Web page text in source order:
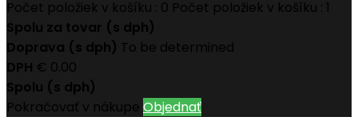
Počet položiek v košíku : 0 Počet položiek v košíku : 1
Spolu za tovar (s dph)
Doprava (s dph) To be determined
DPH € 0.00
Spolu (s dph)
Pokračovať v nákupe Objednať